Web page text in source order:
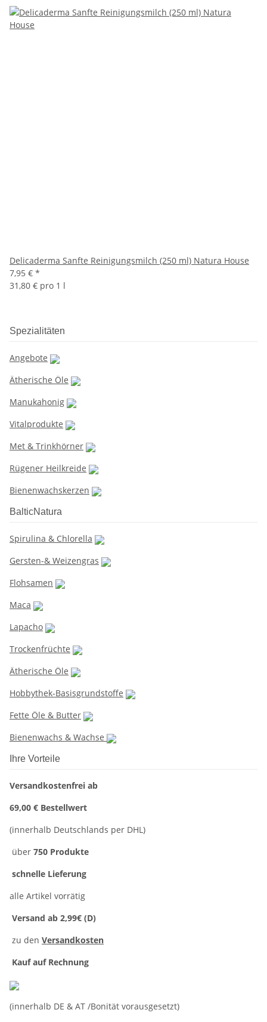
Delicaderma Sanfte Reinigungsmilch (250 ml) Natura House
7,95 € *
31,80 € pro 1 l
Spezialitäten
Angebote
Ätherische Öle
Manukahonig
Vitalprodukte
Met & Trinkhörner
Rügener Heilkreide
Bienenwachskerzen
BalticNatura
Spirulina & Chlorella
Gersten-& Weizengras
Flohsamen
Maca
Lapacho
Trockenfrüchte
Ätherische Öle
Hobbythek-Basisgrundstoffe
Fette Öle & Butter
Bienenwachs & Wachse
Ihre Vorteile
Versandkostenfrei ab
69,00 € Bestellwert
(innerhalb Deutschlands per DHL)
über 750 Produkte
schnelle Lieferung
alle Artikel vorrätig
Versand ab 2,99€ (D)
zu den Versandkosten
Kauf auf Rechnung
(innerhalb DE & AT /Bonität vorausgesetzt)